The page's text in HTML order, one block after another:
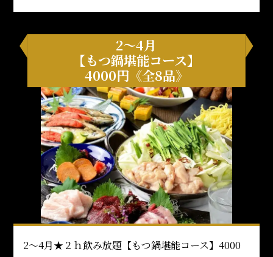
2～4月
【もつ鍋堪能コース】
4000円《全8品》
2～4月★２ｈ飲み放題【もつ鍋堪能コース】4000